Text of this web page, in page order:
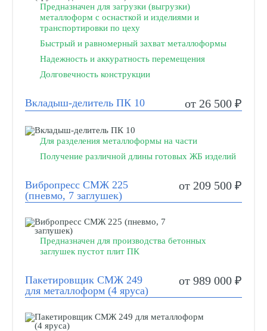
Предназначен для загрузки (выгрузки)
металлоформ с оснасткой и изделиями и
транспортировки по цеху
Быстрый и равномерный захват металлоформы
Надежность и аккуратность перемещения
Долговечность конструкции
Вкладыш-делитель ПК 10 от 26 500 ₽
Для разделения металлоформы на части
Получение различной длины готовых ЖБ изделий
Вибропресс СМЖ 225
(пневмо, 7 заглушек)
от 209 500 ₽
Предназначен для производства бетонных
заглушек пустот плит ПК
Пакетировщик СМЖ 249
для металлоформ (4 яруса)
от 989 000 ₽